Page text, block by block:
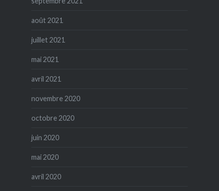
août 2021
juillet 2021
mai 2021
avril 2021
novembre 2020
octobre 2020
juin 2020
mai 2020
avril 2020